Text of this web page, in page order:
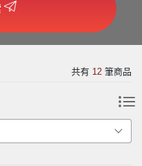
共有 12 筆商品